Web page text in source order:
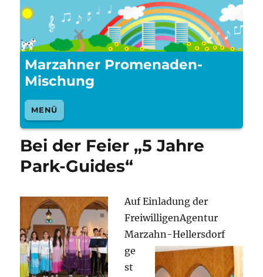
Marzahner Promenaden-
Mischung
MENÜ
Bei der Feier „5 Jahre
Park-Guides“
Auf Einladung der
FreiwilligenAgentur
Marzahn-Hellersdorf
ge
st